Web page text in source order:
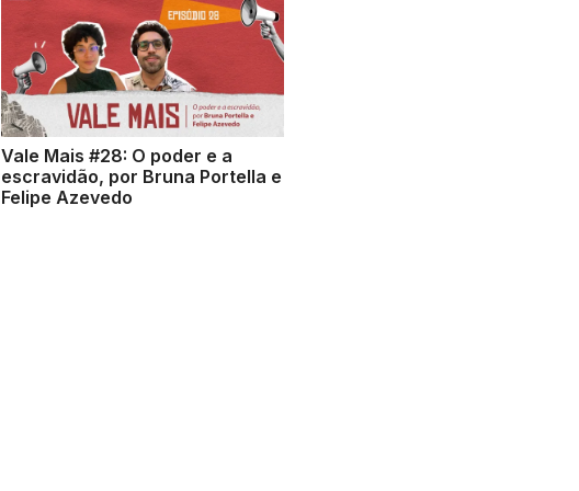
Vale Mais #28: O poder e a
escravidão, por Bruna Portella e
Felipe Azevedo